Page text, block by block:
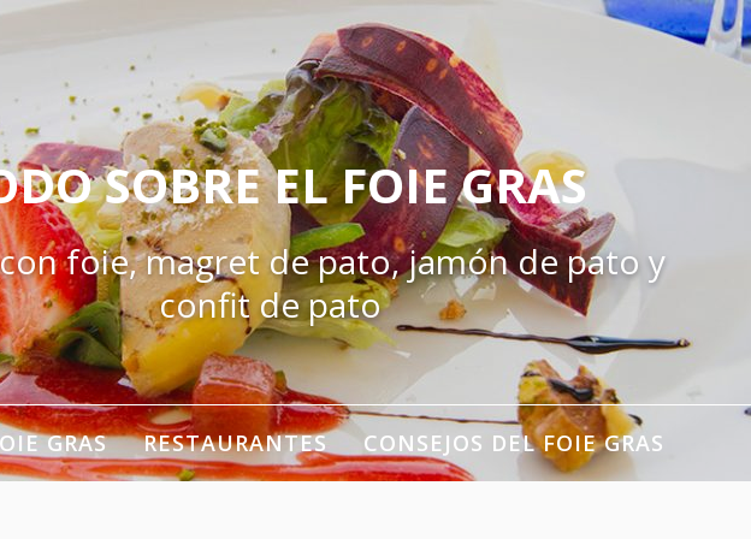
SOBRE EL FOIE GRAS
foie, magret de pato, jamón de pato y
confit de pato
GRAS RESTAURANTES CONSEJOS DEL FOIE GRAS